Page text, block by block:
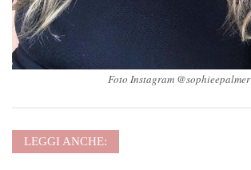
Foto Instagram @sophieepalmer
LEGGI ANCHE: